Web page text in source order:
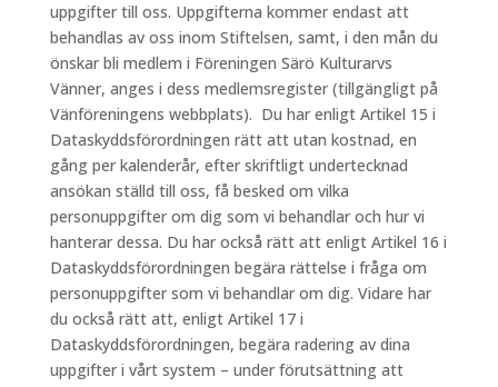
uppgifter till oss. Uppgifterna kommer endast att
behandlas av oss inom Stiftelsen, samt, i den mån du
önskar bli medlem i Föreningen Särö Kulturarvs
Vänner, anges i dess medlemsregister (tillgängligt på
Vänföreningens webbplats). Du har enligt Artikel 15 i
Dataskyddsförordningen rätt att utan kostnad, en
gång per kalenderår, efter skriftligt undertecknad
ansökan ställd till oss, få besked om vilka
personuppgifter om dig som vi behandlar och hur vi
hanterar dessa. Du har också rätt att enligt Artikel 16 i
Dataskyddsförordningen begära rättelse i fråga om
personuppgifter som vi behandlar om dig. Vidare har
du också rätt att, enligt Artikel 17 i
Dataskyddsförordningen, begära radering av dina
uppgifter i vårt system – under förutsättning att